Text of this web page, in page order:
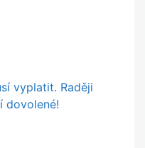
vyplatit. Raději
dovolené!